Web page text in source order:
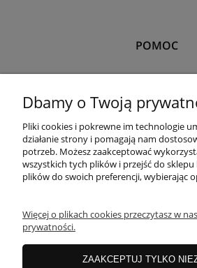
POMOC
PŁATNOŚCI I
OFERTA
Dbamy o Twoją
Pliki cookies i pokrewne im technologie
działanie strony i pomagają nam
potrzeb. Możesz zaakceptować
wszystkich tych plików i przejść do
plików do swoich preferencji, wybierając
Więcej o plikach cookies przeczytasz w
prywatności.
ZAAKCEPTUJ TYLKO